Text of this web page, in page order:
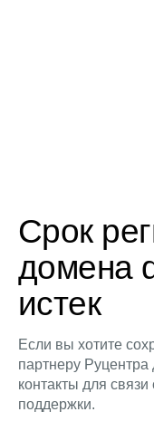
Срок
домена
истек
Если вы хотите
партнеру
контакты для
поддержки.